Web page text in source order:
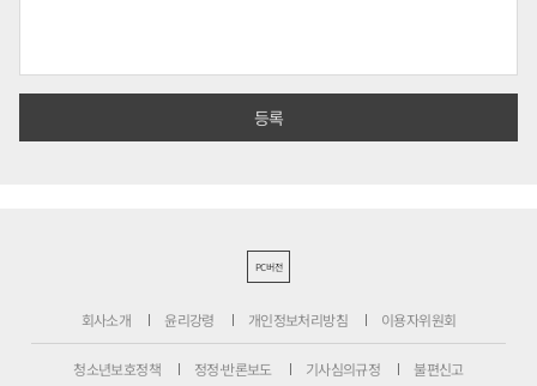
PC버전
회사소개 윤리강령 개인정보처리방침 이용자위원회
청소년보호정책 정정·반론보도 기사심의규정 불편신고